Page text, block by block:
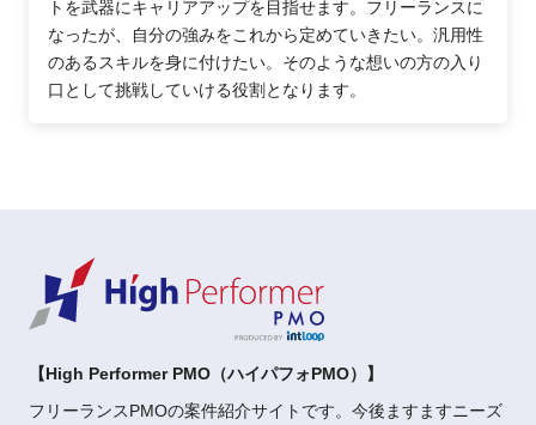
トを武器にキャリアアップを目指せます。フリーランスに
なったが、自分の強みをこれから定めていきたい。汎用性
のあるスキルを身に付けたい。そのような想いの方の入り
口として挑戦していける役割となります。
【High Performer PMO（ハイパフォPMO）】
フリーランスPMOの案件紹介サイトです。今後ますますニーズ